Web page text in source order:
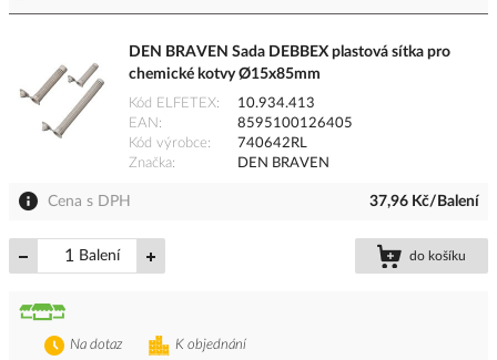
DEN BRAVEN Sada DEBBEX plastová sítka pro
chemické kotvy Ø15x85mm
Kód ELFETEX
10.934.413
EAN
8595100126405
Kód výrobce
740642RL
Značka
DEN BRAVEN
Cena s DPH 37,96 Kč/Balení
Balení do košíku
K objednání
Na dotaz